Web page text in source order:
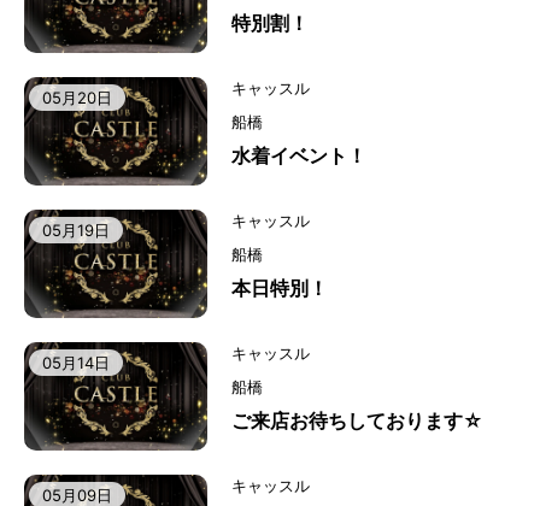
特別割！
05月20日
キャッスル
船橋
水着イベント！
05月19日
キャッスル
船橋
本日特別！
05月14日
キャッスル
船橋
ご来店お待ちしております☆
05月09日
キャッスル